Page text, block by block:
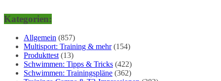
Kategorien:
Allgemein (857)
Multisport: Training & mehr(154)
Produkttest (13)
Schwimmen: Tipps & Tricks (422)
Schwimmen: Trainingspläne (362)